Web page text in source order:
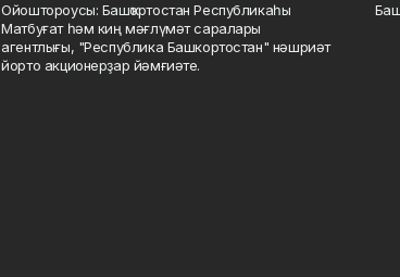
Ойоштороусы: Башҡортостан Республикаһы
Матбуғат һәм киң мәғлүмәт саралары
агентлығы, "Республика Башкортостан" нәшриәт
йорто акционерҙар йәмғиәте.